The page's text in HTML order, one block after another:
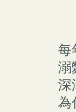
每
溺
深
為